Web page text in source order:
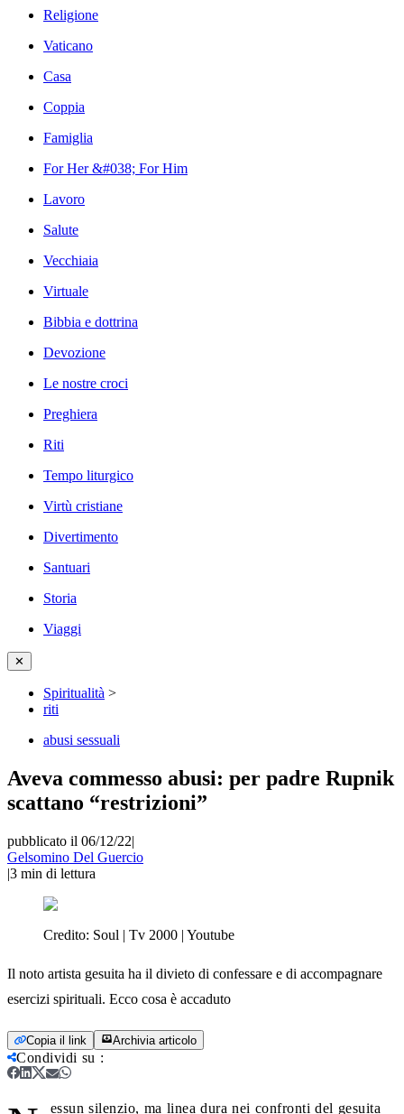
Religione
Vaticano
Casa
Coppia
Famiglia
For Her &#038; For Him
Lavoro
Salute
Vecchiaia
Virtuale
Bibbia e dottrina
Devozione
Le nostre croci
Preghiera
Riti
Tempo liturgico
Virtù cristiane
Divertimento
Santuari
Storia
Viaggi
✕
Spiritualità >
riti
abusi sessuali
Aveva commesso abusi: per padre Rupnik
scattano “restrizioni”
pubblicato il 06/12/22|
Gelsomino Del Guercio
|3 min di lettura
Credito: Soul | Tv 2000 | Youtube
Il noto artista gesuita ha il divieto di confessare e di accompagnare
esercizi spirituali. Ecco cosa è accaduto
Copia il link Archivia articolo
Condividi su :
essun silenzio, ma linea dura nei confronti del gesuita